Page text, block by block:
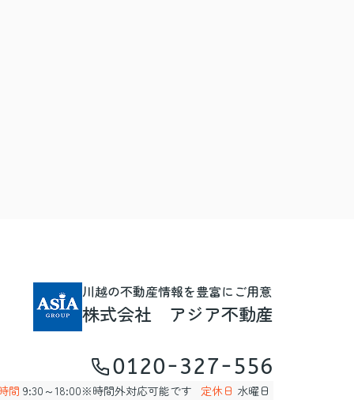
川越の不動産情報を豊富にご用意
株式会社 アジア不動産
0120-327-556
間 9:30～18:00※時間外対応可能です 定休日 水曜日